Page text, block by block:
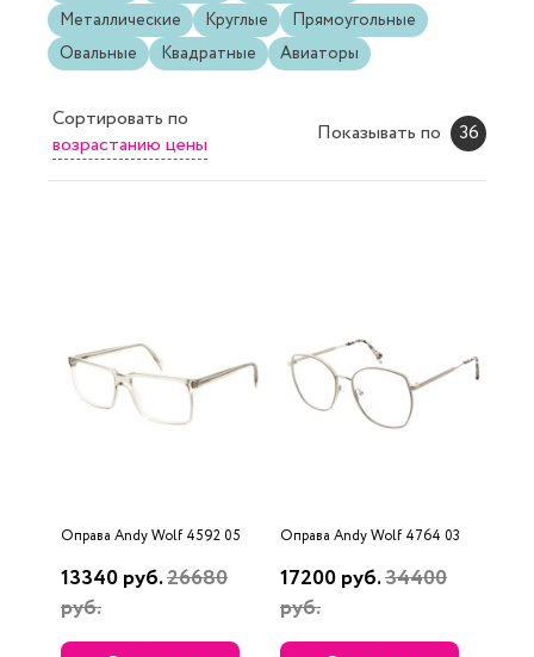
Металлические
Круглые
Прямоугольные
Овальные
Квадратные Авиаторы
Сортировать по
возрастанию цены
Показывать по 36
Оправа Andy Wolf 4592 05
13340 руб.26680
руб.
Оправа Andy Wolf 4764 03
17200 руб.34400
руб.